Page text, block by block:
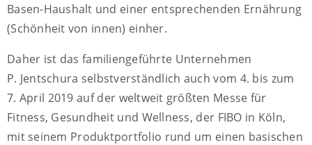
Basen-Haushalt und einer entsprechenden Ernährung
(Schönheit von innen) einher.
Daher ist das familiengeführte Unternehmen
P. Jentschura selbstverständlich auch vom 4. bis zum
7. April 2019 auf der weltweit größten Messe für
Fitness, Gesundheit und Wellness, der FIBO in Köln,
mit seinem Produktportfolio rund um einen basischen